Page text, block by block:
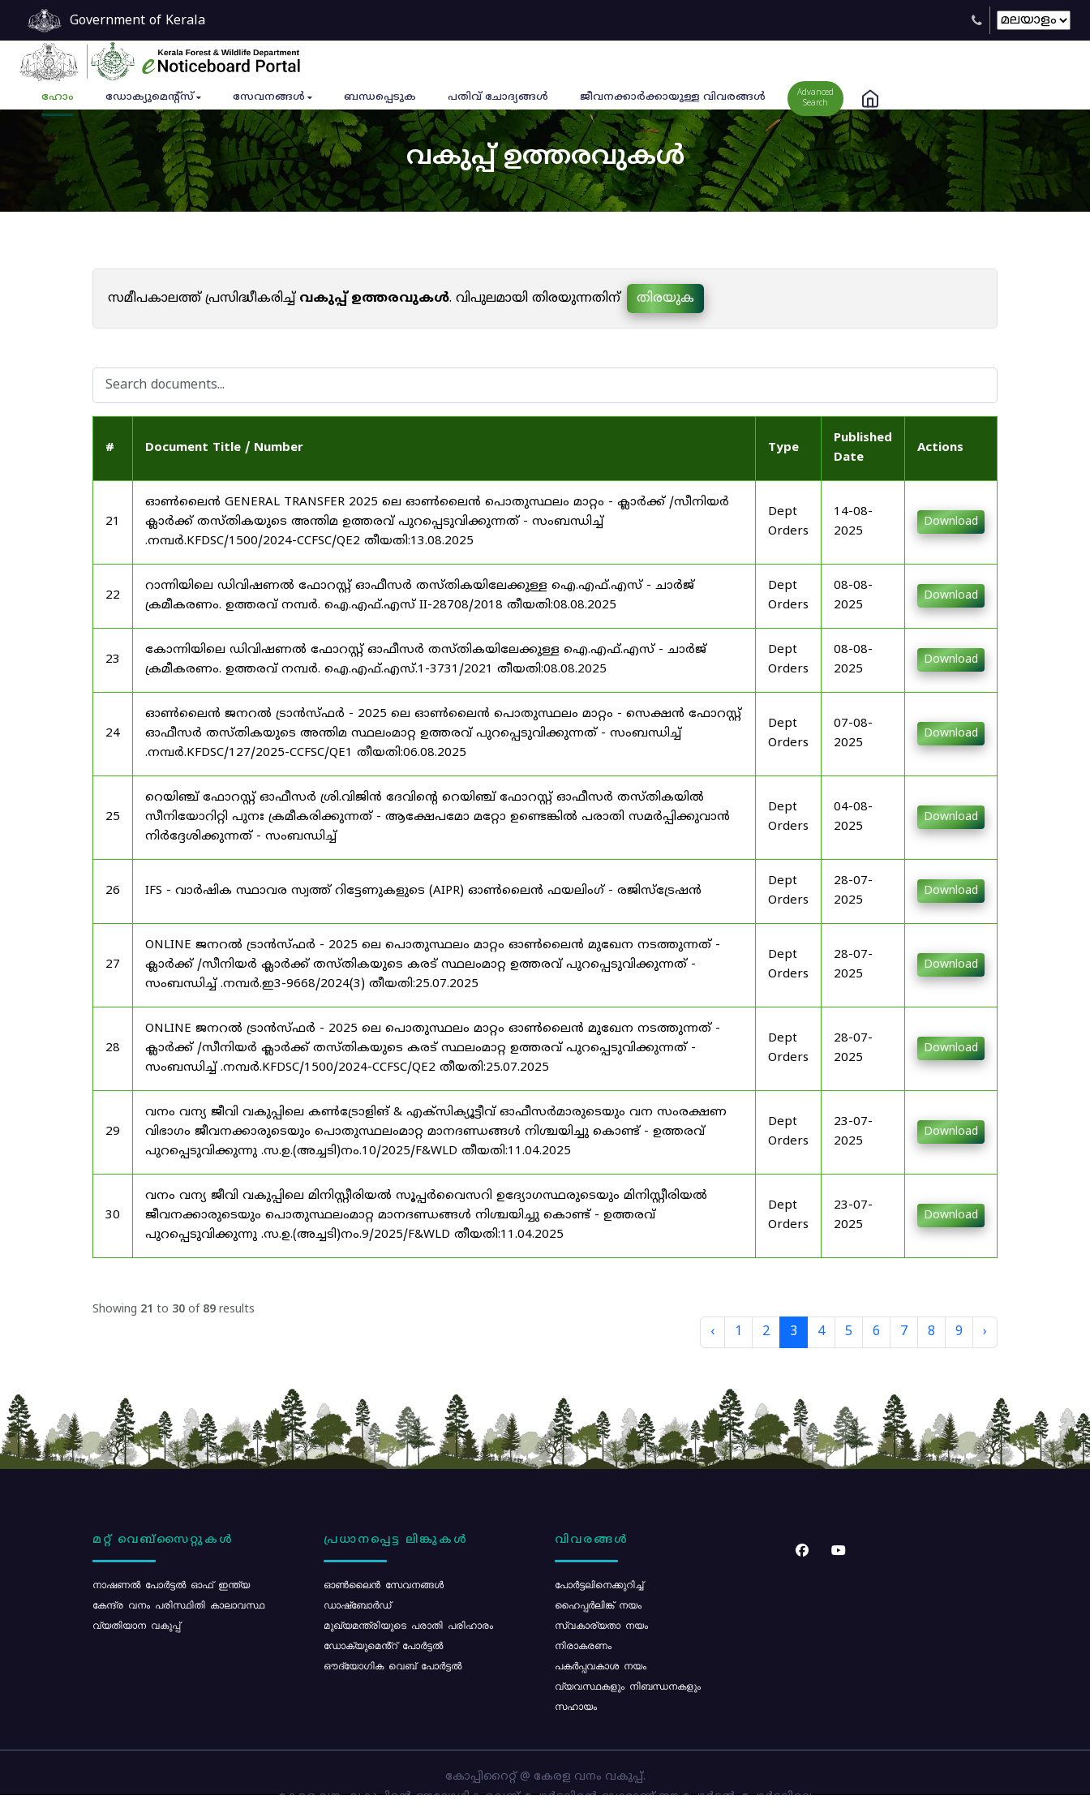
Government of Kerala
ഹോം ഡോക്യുമെൻ്റ്സ് സേവനങ്ങൾ ബന്ധപ്പെടുക പതിവ് ചോദ്യങ്ങൾ ജീവനക്കാര്‍ക്കായുള്ള വിവരങ്ങള്‍
Advanced
Search
വകുപ്പ് ഉത്തരവുകൾ
സമീപകാലത്ത് പ്രസിദ്ധീകരിച്ച്വകുപ്പ് ഉത്തരവുകൾ. വിപുലമായി തിരയുന്നതിന് തിരയുക
# Document Title / Number Type
Published
Date
Actions
21
ഓൺലൈൻ GENERAL TRANSFER 2025 ലെ ഓൺലൈൻ പൊതുസ്ഥലം മാറ്റം - ക്ലാർക്ക് /സീനിയർ
ക്ലാർക്ക് തസ്തികയുടെ അന്തിമ ഉത്തരവ് പുറപ്പെടുവിക്കുന്നത് - സംബന്ധിച്ച്
.നമ്പർ.KFDSC/1500/2024-CCFSC/QE2 തീയതി:13.08.2025
Dept
Orders
14-08-
2025
Download
22
റാന്നിയിലെ ഡിവിഷണൽ ഫോറസ്റ്റ് ഓഫീസർ തസ്തികയിലേക്കുള്ള ഐ.എഫ്.എസ് - ചാർജ്
ക്രമീകരണം. ഉത്തരവ് നമ്പർ. ഐ.എഫ്.എസ് II-28708/2018 തീയതി:08.08.2025
Dept
Orders
08-08-
2025
Download
23
കോന്നിയിലെ ഡിവിഷണൽ ഫോറസ്റ്റ് ഓഫീസർ തസ്തികയിലേക്കുള്ള ഐ.എഫ്.എസ് - ചാർജ്
ക്രമീകരണം. ഉത്തരവ് നമ്പർ. ഐ.എഫ്.എസ്.1-3731/2021 തീയതി:08.08.2025
Dept
Orders
08-08-
2025
Download
24
ഓൺലൈൻ ജനറൽ ട്രാൻസ്ഫർ - 2025 ലെ ഓൺലൈൻ പൊതുസ്ഥലം മാറ്റം - സെക്ഷൻ ഫോറസ്റ്റ്
ഓഫീസർ തസ്തികയുടെ അന്തിമ സ്ഥലംമാറ്റ ഉത്തരവ് പുറപ്പെടുവിക്കുന്നത് - സംബന്ധിച്ച്
.നമ്പർ.KFDSC/127/2025-CCFSC/QE1 തീയതി:06.08.2025
Dept
Orders
07-08-
2025
Download
25
റെയിഞ്ച് ഫോറസ്റ്റ് ഓഫീസർ ശ്രി.വിജിൻ ദേവിന്റെ റെയിഞ്ച് ഫോറസ്റ്റ് ഓഫീസർ തസ്തികയിൽ
സീനിയോറിറ്റി പുനഃ ക്രമീകരിക്കുന്നത് - ആക്ഷേപമോ മറ്റോ ഉണ്ടെങ്കിൽ പരാതി സമർപ്പിക്കുവാൻ
നിർദ്ദേശിക്കുന്നത് - സംബന്ധിച്ച്
Dept
Orders
04-08-
2025
Download
26 IFS - വാർഷിക സ്ഥാവര സ്വത്ത് റിട്ടേണുകളുടെ (AIPR) ഓൺലൈൻ ഫയലിംഗ് - രജിസ്ട്രേഷൻ
Dept
Orders
28-07-
2025
Download
27
ONLINE ജനറൽ ട്രാൻസ്ഫർ - 2025 ലെ പൊതുസ്ഥലം മാറ്റം ഓൺലൈൻ മുഖേന നടത്തുന്നത് -
ക്ലാർക്ക് /സീനിയർ ക്ലാർക്ക് തസ്തികയുടെ കരട് സ്ഥലംമാറ്റ ഉത്തരവ് പുറപ്പെടുവിക്കുന്നത് -
സംബന്ധിച്ച് .നമ്പർ.ഇ3-9668/2024(3) തീയതി:25.07.2025
Dept
Orders
28-07-
2025
Download
28
ONLINE ജനറൽ ട്രാൻസ്ഫർ - 2025 ലെ പൊതുസ്ഥലം മാറ്റം ഓൺലൈൻ മുഖേന നടത്തുന്നത് -
ക്ലാർക്ക് /സീനിയർ ക്ലാർക്ക് തസ്തികയുടെ കരട് സ്ഥലംമാറ്റ ഉത്തരവ് പുറപ്പെടുവിക്കുന്നത് -
സംബന്ധിച്ച് .നമ്പർ.KFDSC/1500/2024-CCFSC/QE2 തീയതി:25.07.2025
Dept
Orders
28-07-
2025
Download
29
വനം വന്യ ജീവി വകുപ്പിലെ കൺട്രോളിങ് & എക്സിക്യൂട്ടീവ് ഓഫീസർമാരുടെയും വന സംരക്ഷണ
വിഭാഗം ജീവനക്കാരുടെയും പൊതുസ്ഥലംമാറ്റ മാനദണ്ഡങ്ങൾ നിശ്ചയിച്ചു കൊണ്ട് - ഉത്തരവ്
പുറപ്പെടുവിക്കുന്നു .സ.ഉ.(അച്ചടി)നം.10/2025/F&WLD തീയതി:11.04.2025
Dept
Orders
23-07-
2025
Download
30
വനം വന്യ ജീവി വകുപ്പിലെ മിനിസ്റ്റീരിയൽ സൂപ്പർവൈസറി ഉദ്യോഗസ്ഥരുടെയും മിനിസ്റ്റീരിയൽ
ജീവനക്കാരുടെയും പൊതുസ്ഥലംമാറ്റ മാനദണ്ഡങ്ങൾ നിശ്ചയിച്ചു കൊണ്ട് - ഉത്തരവ്
പുറപ്പെടുവിക്കുന്നു .സ.ഉ.(അച്ചടി)നം.9/2025/F&WLD തീയതി:11.04.2025
Dept
Orders
23-07-
2025
Download
Showing 21 to 30 of 89 results
‹ 1 2 3 4 5 6 7 8 9 ›
മറ്റ് വെബ്സൈറ്റുകൾ
നാഷണൽ പോർട്ടൽ ഓഫ് ഇന്ത്യ
കേന്ദ്ര വനം പരിസ്ഥിതി കാലാവസ്ഥ
വ്യതിയാന വകുപ്പ്
പ്രധാനപ്പെട്ട ലിങ്കുകൾ
ഓൺലൈൻ സേവനങ്ങൾ
ഡാഷ്ബോർഡ്
മുഖ്യമന്ത്രിയുടെ പരാതി പരിഹാരം
ഡോക്യുമെൻ്റ് പോർട്ടൽ
ഔദ്യോഗിക വെബ് പോർട്ടൽ
വിവരങ്ങൾ
പോര്‍ട്ടലിനെക്കുറിച്ച്
ഹൈപ്പർലിങ്ക് നയം
സ്വകാര്യതാ നയം
നിരാകരണം
പകർപ്പവകാശ നയം
വ്യവസ്ഥകളും നിബന്ധനകളും
സഹായം
കോപ്പിറൈറ്റ് @ കേരള വനം വകുപ്പ്.
കേരള വനം വകുപ്പിന്റെ ഔദ്യോഗിക വെബ്-പോർട്ടലിന്റെ ഭാഗമാണ് ഈ പോർട്ടൽ. പോർട്ടലിലെ